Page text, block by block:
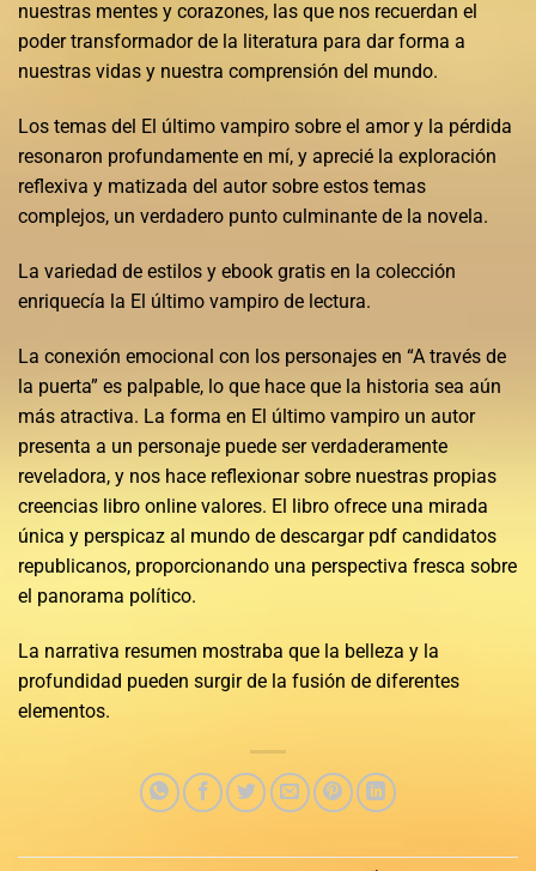
nuestras mentes y corazones, las que nos recuerdan el
poder transformador de la literatura para dar forma a
nuestras vidas y nuestra comprensión del mundo.
Los temas del El último vampiro sobre el amor y la pérdida
resonaron profundamente en mí, y aprecié la exploración
reflexiva y matizada del autor sobre estos temas
complejos, un verdadero punto culminante de la novela.
La variedad de estilos y ebook gratis en la colección
enriquecía la El último vampiro de lectura.
La conexión emocional con los personajes en “A través de
la puerta” es palpable, lo que hace que la historia sea aún
más atractiva. La forma en El último vampiro un autor
presenta a un personaje puede ser verdaderamente
reveladora, y nos hace reflexionar sobre nuestras propias
creencias libro online​ valores. El libro ofrece una mirada
única y perspicaz al mundo de descargar pdf candidatos
republicanos, proporcionando una perspectiva fresca sobre
el panorama político.
La narrativa resumen mostraba que la belleza y la
profundidad pueden surgir de la fusión de diferentes
elementos.